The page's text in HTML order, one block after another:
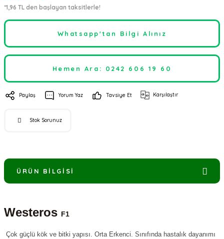
*1,96 TL den başlayan taksitlerle!
Whatsapp'tan Bilgi Alınız
Hemen Ara: 0242 606 19 60
Paylaş Yorum Yaz Tavsiye Et Karşılaştır
Stok Sorunuz
ÜRÜN BILGISI
Westeros F1
Çok güçlü kök ve bitki yapısı. Orta Erkenci. Sınıfında hastalık dayanımı